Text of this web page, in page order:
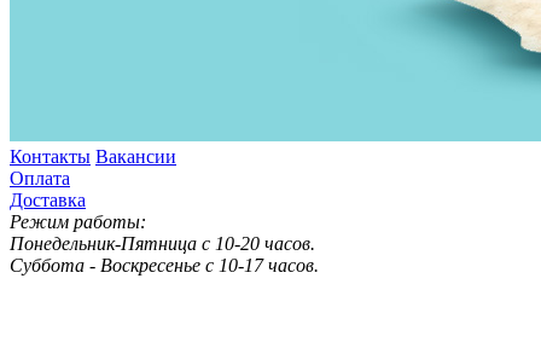
Контакты Вакансии
Оплата
Доставка
Режим работы:
Понедельник-Пятница с 10-20 часов.
Суббота - Воскресенье с 10-17 часов.